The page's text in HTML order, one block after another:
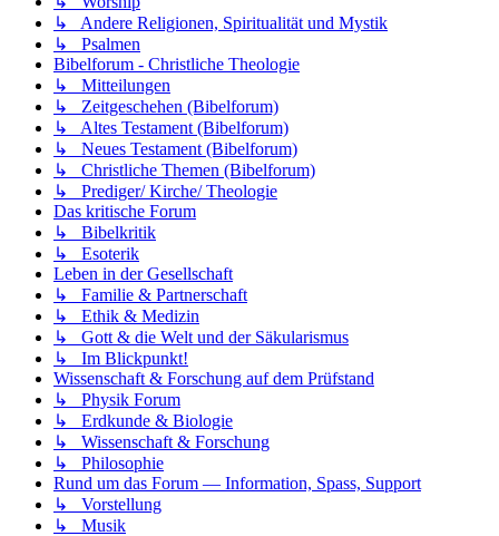
↳ Andere Religionen, Spiritualität und Mystik
↳ Psalmen
Bibelforum - Christliche Theologie
↳ Mitteilungen
↳ Zeitgeschehen (Bibelforum)
↳ Altes Testament (Bibelforum)
↳ Neues Testament (Bibelforum)
↳ Christliche Themen (Bibelforum)
↳ Prediger/ Kirche/ Theologie
Das kritische Forum
↳ Bibelkritik
↳ Esoterik
Leben in der Gesellschaft
↳ Familie & Partnerschaft
↳ Ethik & Medizin
↳ Gott & die Welt und der Säkularismus
↳ Im Blickpunkt!
Wissenschaft & Forschung auf dem Prüfstand
↳ Physik Forum
↳ Erdkunde & Biologie
↳ Wissenschaft & Forschung
↳ Philosophie
Rund um das Forum — Information, Spass, Support
↳ Vorstellung
↳ Musik